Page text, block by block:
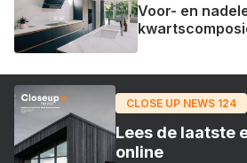
Voor- en
CLOSE UP NEWS 124
Lees de laatste
online